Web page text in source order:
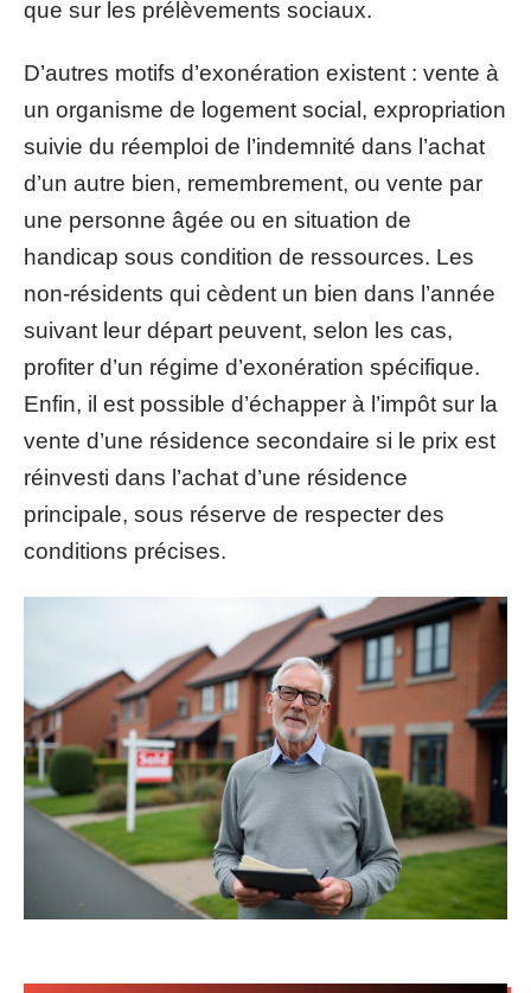
que sur les prélèvements sociaux.
D’autres motifs d’exonération existent : vente à
un organisme de logement social, expropriation
suivie du réemploi de l’indemnité dans l’achat
d’un autre bien, remembrement, ou vente par
une personne âgée ou en situation de
handicap sous condition de ressources. Les
non-résidents qui cèdent un bien dans l’année
suivant leur départ peuvent, selon les cas,
profiter d’un régime d’exonération spécifique.
Enfin, il est possible d’échapper à l’impôt sur la
vente d’une résidence secondaire si le prix est
réinvesti dans l’achat d’une résidence
principale, sous réserve de respecter des
conditions précises.